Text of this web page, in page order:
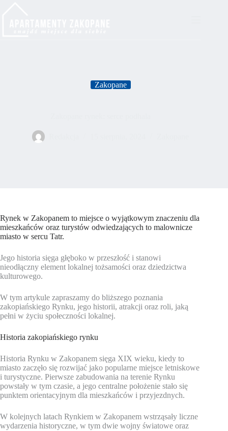
Zakopane
Rynek w Zakopanem to miejsce o wyjątkowym znaczeniu dla
mieszkańców oraz turystów odwiedzających to malownicze
miasto w sercu Tatr.
Jego historia sięga głęboko w przeszłość i stanowi
nieodłączny element lokalnej tożsamości oraz dziedzictwa
kulturowego.
W tym artykule zapraszamy do bliższego poznania
zakopiańskiego Rynku, jego historii, atrakcji oraz roli, jaką
pełni w życiu społeczności lokalnej.
Historia zakopiańskiego rynku
Historia Rynku w Zakopanem sięga XIX wieku, kiedy to
miasto zaczęło się rozwijać jako popularne miejsce letniskowe
i turystyczne. Pierwsze zabudowania na terenie Rynku
powstały w tym czasie, a jego centralne położenie stało się
punktem orientacyjnym dla mieszkańców i przyjezdnych.
W kolejnych latach Rynkiem w Zakopanem wstrząsały liczne
wydarzenia historyczne, w tym dwie wojny światowe oraz